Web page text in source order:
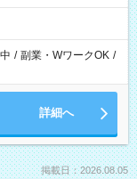
/ 副業・WワークOK /
詳細へ
掲載日：2026.08.05